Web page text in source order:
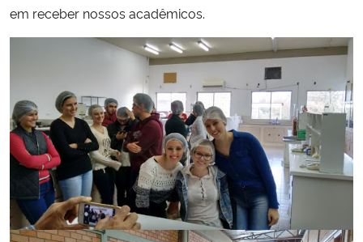
Controladoria-Geral da União
Ministério da Mulher, da Família e dos Direitos Humanos
Secretaria-Geral
Secretaria de Governo
Gabinete de Segurança Institucional
Advocacia-Geral da União
em receber nossos acadêmicos.